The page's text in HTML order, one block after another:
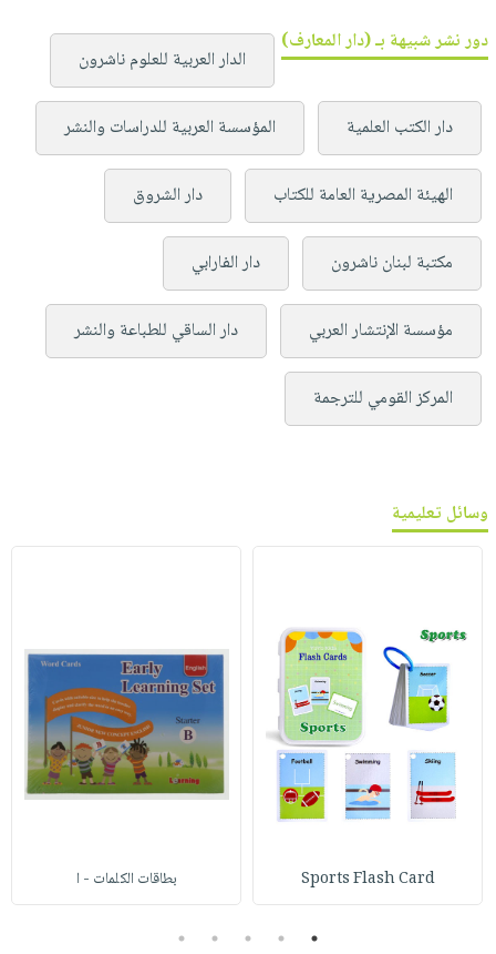
دور نشر شبيهة بـ (دار المعارف)
الدار العربية للعلوم ناشرون
دار الكتب العلمية المؤسسة العربية للدراسات والنشر
الهيئة المصرية العامة للكتاب دار الشروق
مكتبة لبنان ناشرون دار الفارابي
مؤسسة الإنتشار العربي دار الساقي للطباعة والنشر
المركز القومي للترجمة
وسائل تعليمية
Sports Flash Card بطاقات الكلمات - ا
1
2
3
4
5